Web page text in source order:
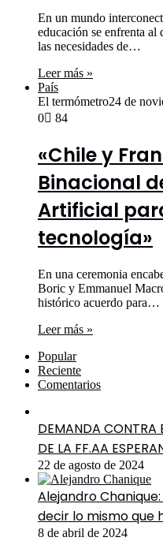
En un mundo
educación se enfrenta al
las necesidades de…
Leer más »
País
El termómetro24 de
0
84
«Chile y
Binacional
Artificial
tecnología»
En una ceremonia
Boric y Emmanuel
histórico acuerdo para…
Leer más »
Popular
Reciente
Comentarios
DEMANDA CONTRA
DE LA FF.AA
22 de agosto de 2024
Alejandro
decir lo mismo que
8 de abril de 2024